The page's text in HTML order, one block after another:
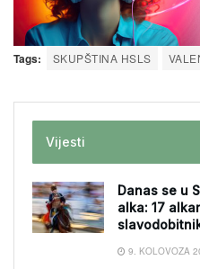
Tags: SKUPŠTINA HSLS
Vijesti
Danas se u
alka: 17
9. KOLOVOZA